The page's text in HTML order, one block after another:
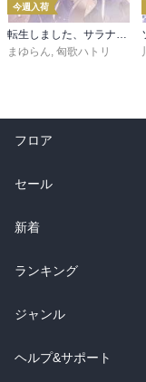
今週入荷
まゆらん 匈歌ハトリ
フロア
総合
ラノベ
雑誌・グラビア
BL・TL
セール
総合
ラノベ
雑誌・グラビア
BL・TL
新着
総合
ラノベ
雑誌・グラビア
ランキング
総合
ラノベ
ジャンル
コミック
ヘルプ&サポート